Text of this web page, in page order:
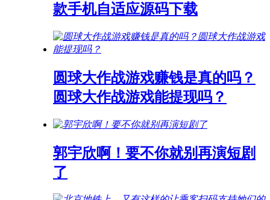
款手机自适应源码下载
圆球大作战游戏赚钱是真的吗？
圆球大作战游戏能提现吗？
郭宇欣啊！要不你就别再演短剧
了